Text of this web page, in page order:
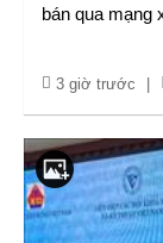
bán qua mạng
3 giờ trước